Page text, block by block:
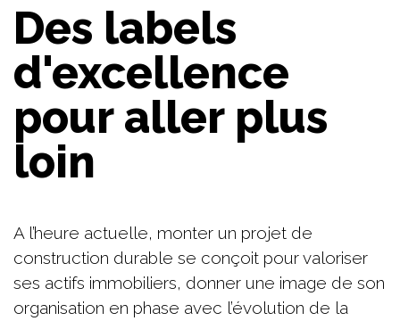
Des labels
d'excellence
pour aller plus
loin
A l’heure actuelle, monter un projet de
construction durable se conçoit pour valoriser
ses actifs immobiliers, donner une image de son
organisation en phase avec l’évolution de la